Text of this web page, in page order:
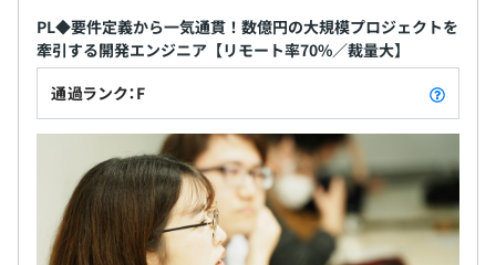
めの人事評価制度があります。
キャリア診断をしながら自分自身の目標を管理し、半年に
一回それを見直す機会をつくっています。
◆CEO FASTPASS
エンジニア出身の代表と1on1で面談を実施。
自身の想いやビジョン、悩みやを相談することも、大きい
プロジェクトをがんばって成功させたからほめてほしい、
など内容はなんでもOK！
PL◆要件定義から一気通貫！数億円の大規模プロジェクトを
牽引する開発エンジニア【リモート率70%／裁量大】
通過ランク：F